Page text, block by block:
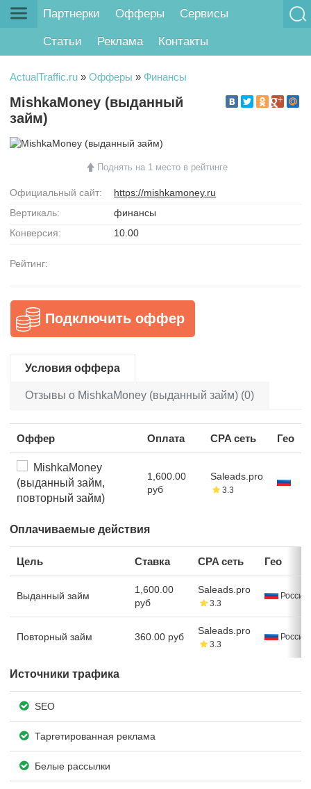
Партнерки Офферы Сервисы
Статьи Реклама Контакты
ActualTraffic.ru » Офферы » Финансы
MishkaMoney (выданный
займ)
Поднять на 1 место в рейтинге
Официальный сайт:
https://mishkamoney.ru
Вертикаль:
финансы
Конверсия:
10.00
Рейтинг:
Подключить оффер
Условия оффера
Отзывы о MishkaMoney (выданный займ) (0)
Оффер Оплата CPA сеть Гео
MishkaMoney
(выданный займ,
повторный займ)
1,600.00
руб
Saleads.pro
3.3
Оплачиваемые действия
Цель Ставка CPA сеть Гео
Выданный займ
1,600.00
руб
Saleads.pro
3.3
Россия
Повторный займ 360.00 руб
Saleads.pro
3.3
Россия
Источники трафика
SEO
Таргетированная реклама
Белые рассылки